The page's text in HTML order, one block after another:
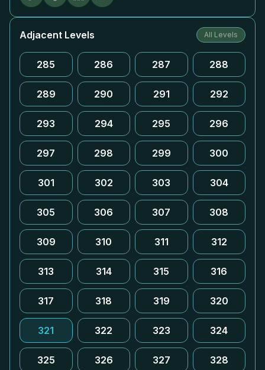
Adjacent Levels All Levels
285 286 287 288
289 290 291 292
293 294 295 296
297 298 299 300
301 302 303 304
305 306 307 308
309 310 311 312
313 314 315 316
317 318 319 320
321 322 323 324
325 326 327 328